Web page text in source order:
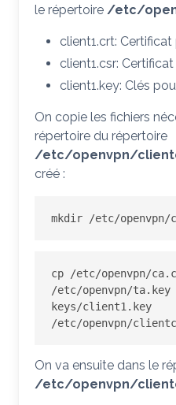
le répertoire /etc/
client1.crt:
client1.csr:
client1.key: Clés
On copie les fichiers
répertoire du répertoire
/etc/openvpn/
créé :
mkdir /etc/
cp /etc/openvpn/
/etc/openvpn/
keys/client1.key
/etc/openvpn/
On va ensuite dans le
/etc/openvpn/